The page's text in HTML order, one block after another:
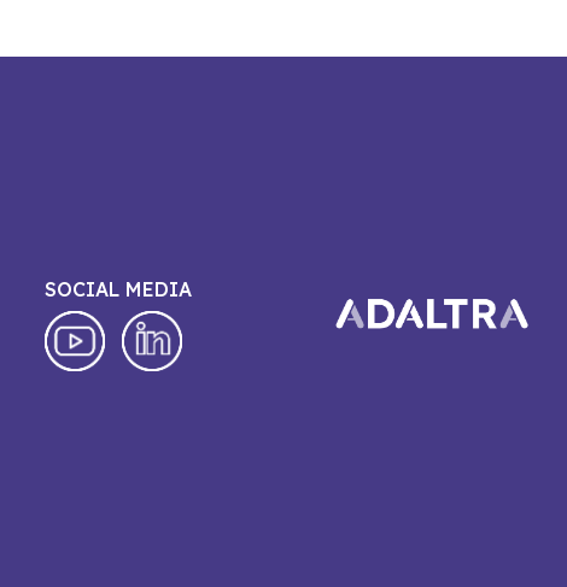
SOCIAL MEDIA